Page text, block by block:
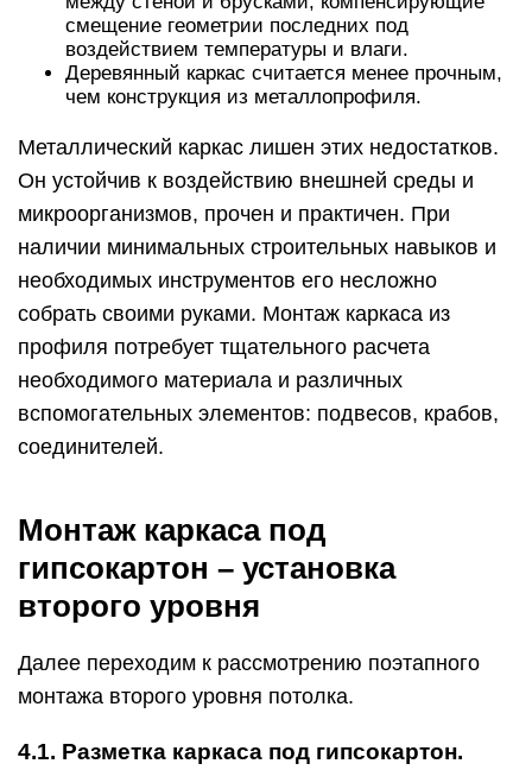
смещение геометрии последних под
воздействием температуры и влаги.
Деревянный каркас считается менее прочным,
чем конструкция из металлопрофиля.
Металлический каркас лишен этих недостатков.
Он устойчив к воздействию внешней среды и
микроорганизмов, прочен и практичен. При
наличии минимальных строительных навыков и
необходимых инструментов его несложно
собрать своими руками. Монтаж каркаса из
профиля потребует тщательного расчета
необходимого материала и различных
вспомогательных элементов: подвесов, крабов,
соединителей.
Монтаж каркаса под
гипсокартон – установка
второго уровня
Далее переходим к рассмотрению поэтапного
монтажа второго уровня потолка.
4.1. Разметка каркаса под гипсокартон.